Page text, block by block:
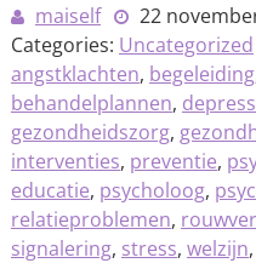
maiself
22
Categories: Uncategorized
angstklachten, begeleiding
behandelplannen,
gezondheidszorg,
interventies, preventie,
educatie, psycholoog,
relatieproblemen,
signalering, stress, welzijn,